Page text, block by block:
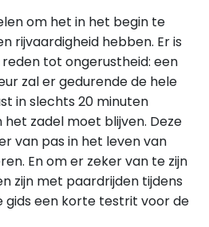
om het in het begin te
rijvaardigheid hebben. Er is
tot ongerustheid: een
zal er gedurende de hele
in slechts 20 minuten
het zadel moet blijven. Deze
van pas in het leven van
En om er zeker van te zijn
zijn met paardrijden tijdens
gids een korte testrit voor de